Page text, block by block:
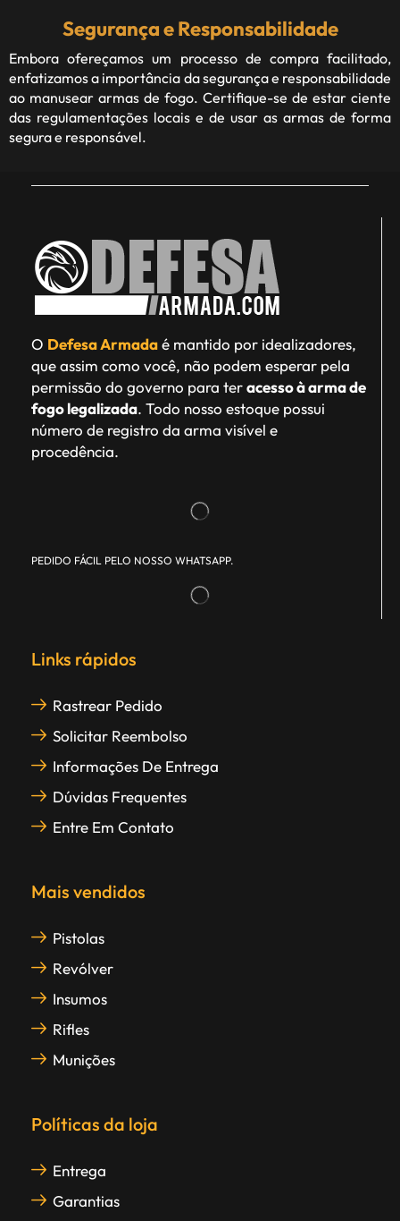
Segurança e Responsabilidade
Embora ofereçamos um processo de compra facilitado,
enfatizamos a importância da segurança e responsabilidade
ao manusear armas de fogo. Certifique-se de estar ciente
das regulamentações locais e de usar as armas de forma
segura e responsável.
O Defesa Armadaé mantido por idealizadores,
que assim como você, não podem esperar pela
permissão do governo para teracesso à arma de
fogo legalizada. Todo nosso estoque possui
número de registro da arma visível e
procedência.
PEDIDO FÁCIL PELO NOSSO WHATSAPP.
Links rápidos
Rastrear Pedido
Solicitar Reembolso
Informações De Entrega
Dúvidas Frequentes
Entre Em Contato
Mais vendidos
Pistolas
Revólver
Insumos
Rifles
Munições
Políticas da loja
Entrega
Garantias